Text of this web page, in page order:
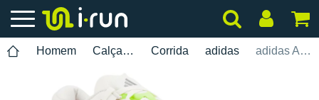
Homem Calçados Corrida adidas adidas Adistar BYD 2